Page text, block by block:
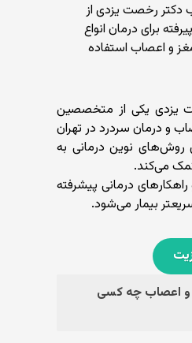
رخصت یزدی از
برای درمان انواع
و اعصاب استفاده
یزدی یکی از متخصصین
و درمان سردرد در تهران
روش‌های نوین درمانی به
می‌کند.
درمانی پیشرفته
بیمار می‌شود.
اعصاب چه کسی